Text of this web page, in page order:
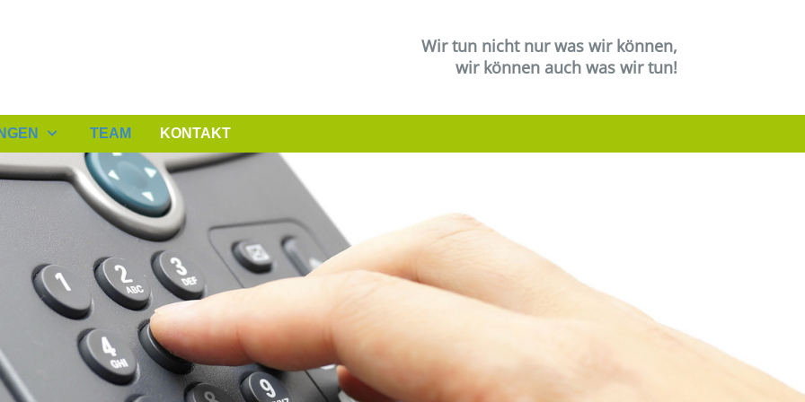
Wir tun nicht nur was wir können,
wir können auch was wir tun!
TEAM KONTAKT